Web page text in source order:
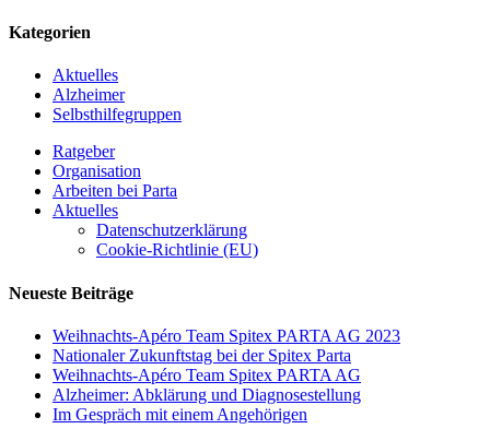
Kategorien
Aktuelles
Alzheimer
Selbsthilfegruppen
Ratgeber
Organisation
Arbeiten bei Parta
Aktuelles
Datenschutzerklärung
Cookie-Richtlinie (EU)
Neueste Beiträge
Weihnachts-Apéro Team Spitex PARTA AG 2023
Nationaler Zukunftstag bei der Spitex Parta
Weihnachts-Apéro Team Spitex PARTA AG
Alzheimer: Abklärung und Diagnosestellung
Im Gespräch mit einem Angehörigen